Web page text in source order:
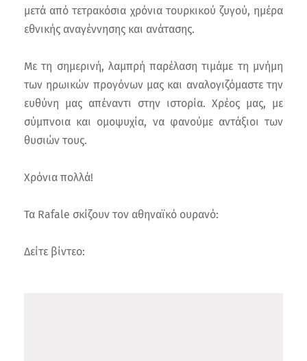
μετά από τετρακόσια χρόνια τουρκικού ζυγού, ημέρα
εθνικής αναγέννησης και ανάτασης.
Με τη σημερινή, λαμπρή παρέλαση τιμάμε τη μνήμη
των ηρωικών προγόνων μας και αναλογιζόμαστε την
ευθύνη μας απέναντι στην ιστορία. Χρέος μας, με
σύμπνοια και ομοψυχία, να φανούμε αντάξιοι των
θυσιών τους.
Χρόνια πολλά!
Τα Rafale σκίζουν τον αθηναϊκό ουρανό:
Δείτε βίντεο: